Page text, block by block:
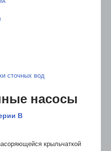
сточных вод
насосы
B
крыльчаткой